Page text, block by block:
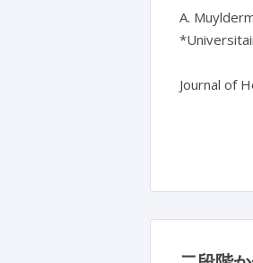
A.
Journal of